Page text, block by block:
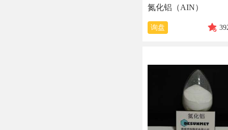
氮化铝（AIN）
询盘